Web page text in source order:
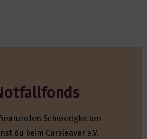
Schwierigkeiten
du beim Careleaver e.V.